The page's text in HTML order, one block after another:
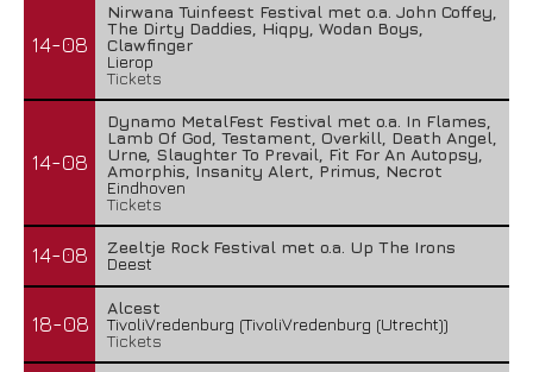
14-08
Nirwana Tuinfeest Festival met o.a. John Coffey,
The Dirty Daddies, Hiqpy, Wodan Boys,
Clawfinger
Lierop
Tickets
14-08
Dynamo MetalFest Festival met o.a. In Flames,
Lamb Of God, Testament, Overkill, Death Angel,
Urne, Slaughter To Prevail, Fit For An Autopsy,
Amorphis, Insanity Alert, Primus, Necrot
Eindhoven
Tickets
14-08
Zeeltje Rock Festival met o.a. Up The Irons
Deest
18-08
Alcest
TivoliVredenburg (TivoliVredenburg (Utrecht))
Tickets